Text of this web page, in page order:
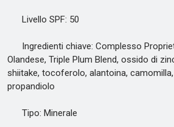
Livello SPF: 50
Ingredienti chiave: Complesso
Olandese, Triple Plum Blend, ossido di
shiitake, tocoferolo, alantoina,
propandiolo
Tipo: Minerale